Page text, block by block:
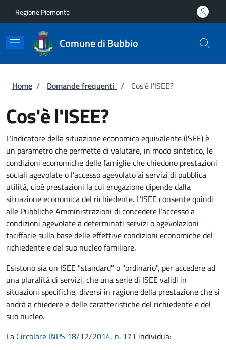
Regione Piemonte
Comune di Bubbio
Briciole di pane
Home / Domande frequenti / Cos'è l'ISEE?
Cos'è l'ISEE?
L'Indicatore della situazione economica equivalente (ISEE) è
un parametro che permette di valutare, in modo sintetico, le
condizioni economiche delle famiglie che chiedono prestazioni
sociali agevolate o l’accesso agevolato ai servizi di pubblica
utilità, cioè prestazioni la cui erogazione dipende dalla
situazione economica del richiedente. L’ISEE consente quindi
alle Pubbliche Amministrazioni di concedere l’accesso a
condizioni agevolate a determinati servizi o agevolazioni
tariffarie sulla base delle effettive condizioni economiche del
richiedente e del suo nucleo familiare.
Esistono sia un ISEE "standard" o "ordinario", per accedere ad
una pluralità di servizi, che una serie di ISEE validi in
situazioni specifiche, diversi in ragione della prestazione che si
andrà a chiedere e delle caratteristiche del richiedente e del
suo nucleo.
La Circolare INPS 18/12/2014, n. 171 individua: